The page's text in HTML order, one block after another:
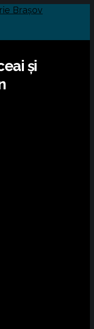
și